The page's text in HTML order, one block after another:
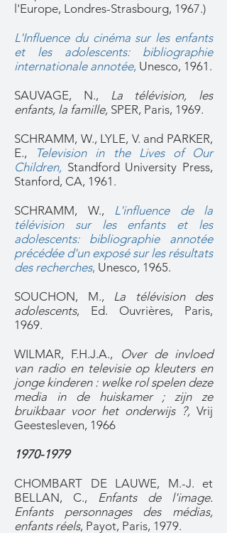
l'Europe, Londres-Strasbourg, 1967.)
L'Influence du cinéma sur les enfants
et les adolescents: bibliographie
internationale annotée, Unesco, 1961.
SAUVAGE, N., La télévision, les
enfants, la famille, SPER, Paris, 1969.
SCHRAMM, W., LYLE, V. and PARKER,
E.,
Television in the Lives of Our
Children, Standford University Press,
Stanford, CA, 1961.
SCHRAMM, W., L'influence de la
télévision sur les enfants et les
adolescents: bibliographie annotée
précédée d'un exposé sur les résultats
des recherches, Unesco, 1965.
SOUCHON, M., La télévision des
adolescents, Ed. Ouvrières, Paris,
1969.
WILMAR, F.H.J.A.,
Over de invloed
van radio en televisie op kleuters en
jonge kinderen : welke rol spelen deze
media in de huiskamer ; zijn ze
bruikbaar voor het onderwijs ?, Vrij
Geestesleven, 1966​
1970-1979
CHOMBART DE LAUWE, M.-J. et
BELLAN, C., Enfants de l'image.
Enfants personnages des médias,
enfants réels, Payot, Paris, 1979.